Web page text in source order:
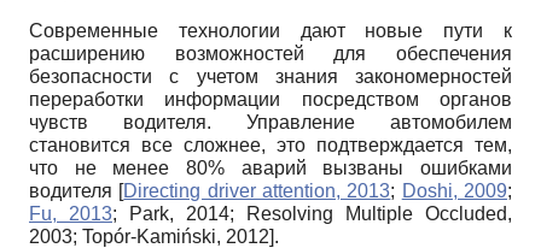
Современные технологии дают новые пути к
расширению возможностей для обеспечения
безопасности с учетом знания закономерностей
переработки информации посредством органов
чувств водителя. Управление автомобилем
становится все сложнее, это подтверждается тем,
что не менее 80% аварий вызваны ошибками
водителя [Directing driver attention, 2013; Doshi, 2009;
Fu, 2013; Park, 2014;
Resolving Multiple Occluded,
2003; Topór-Kamiński, 2012].